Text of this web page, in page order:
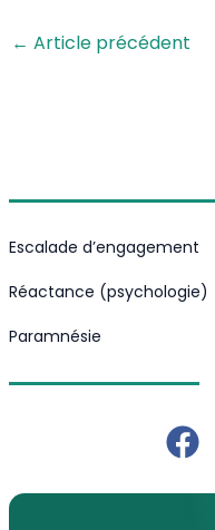
← Article précédent
Escalade d’engagement
Réactance (psychologie)
Paramnésie